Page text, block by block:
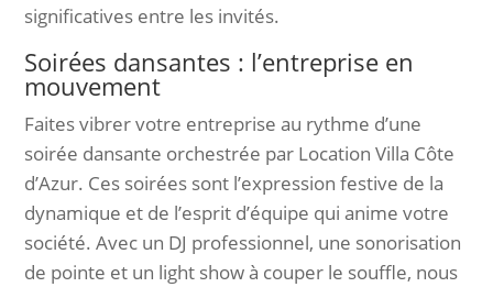
significatives entre les invités.
Soirées dansantes : l’entreprise en
mouvement
Faites vibrer votre entreprise au rythme d’une
soirée dansante orchestrée par Location Villa Côte
d’Azur. Ces soirées sont l’expression festive de la
dynamique et de l’esprit d’équipe qui anime votre
société. Avec un DJ professionnel, une sonorisation
de pointe et un light show à couper le souffle, nous